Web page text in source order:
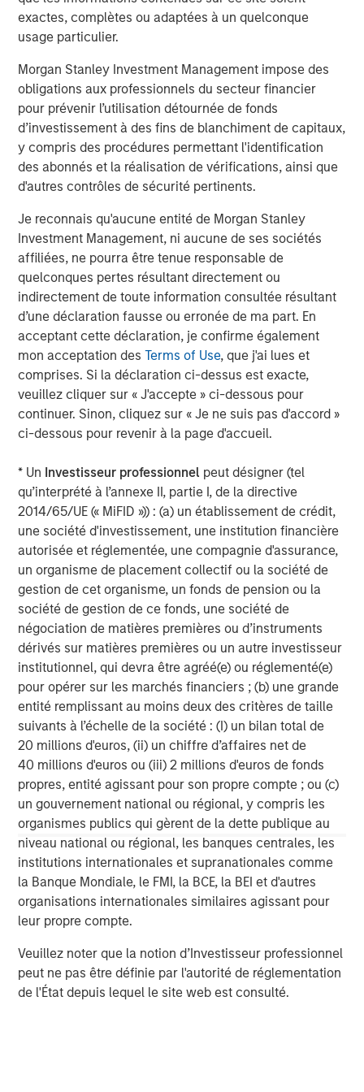
exactes, complètes ou adaptées à un quelconque
usage particulier.
Morgan Stanley Investment Management impose des
obligations aux professionnels du secteur financier
pour prévenir l’utilisation détournée de fonds
d’investissement à des fins de blanchiment de capitaux,
y compris des procédures permettant l'identification
des abonnés et la réalisation de vérifications, ainsi que
d'autres contrôles de sécurité pertinents.
Je reconnais qu'aucune entité de Morgan Stanley
Investment Management, ni aucune de ses sociétés
affiliées, ne pourra être tenue responsable de
quelconques pertes résultant directement ou
indirectement de toute information consultée résultant
d’une déclaration fausse ou erronée de ma part. En
acceptant cette déclaration, je confirme également
mon acceptation desTerms of Use, que j'ai lues et
comprises. Si la déclaration ci-dessus est exacte,
veuillez cliquer sur « J'accepte » ci-dessous pour
continuer. Sinon, cliquez sur « Je ne suis pas d'accord »
ci-dessous pour revenir à la page d'accueil.
* Un Investisseur professionnel peut désigner (tel
qu’interprété à l’annexe II, partie I, de la directive
2014/65/UE (« MiFID »)) : (a) un établissement de crédit,
une société d'investissement, une institution financière
autorisée et réglementée, une compagnie d'assurance,
un organisme de placement collectif ou la société de
gestion de cet organisme, un fonds de pension ou la
société de gestion de ce fonds, une société de
négociation de matières premières ou d’instruments
dérivés sur matières premières ou un autre investisseur
institutionnel, qui devra être agréé(e) ou réglementé(e)
pour opérer sur les marchés financiers ; (b) une grande
entité remplissant au moins deux des critères de taille
suivants à l’échelle de la société : (I) un bilan total de
20 millions d'euros, (ii) un chiffre d’affaires net de
40 millions d'euros ou (iii) 2 millions d'euros de fonds
propres, entité agissant pour son propre compte ; ou (c)
un gouvernement national ou régional, y compris les
organismes publics qui gèrent de la dette publique au
niveau national ou régional, les banques centrales, les
institutions internationales et supranationales comme
la Banque Mondiale, le FMI, la BCE, la BEI et d'autres
organisations internationales similaires agissant pour
leur propre compte.
Veuillez noter que la notion d’Investisseur professionnel
peut ne pas être définie par l'autorité de réglementation
de l'État depuis lequel le site web est consulté.
Income group may, however, be dual-hatted by MSIM and
Calvert.
Fixed Income Team
Our capabilities are driven by six specialized teams that
span the global fixed income capital markets. Each
specialized team has the autonomy to implement its own
approach while centralized resources allow them to
focus on driving investment excellence.
Idées liées
VIDÉO
Vidéo : Investir sur le marché des obligations
vertes internationales
ARTICLE
Cutting Through Labels’ Noise in the
Sustainable Bond Market: The Merits of a
Research-Driven Framework
ARTICLE
The Road to Transition: Identifying Climate
Leaders and Laggards in European Autos
The Author
Anuj Gulati, CFA
Managing Director
Analyses mises en avant